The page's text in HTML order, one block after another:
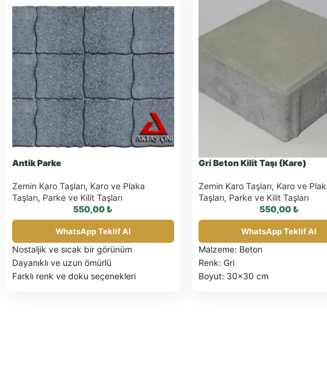
Antik Parke
Zemin Karo Taşları, Karo ve Plaka
Taşları, Parke ve Kilit Taşları
550,00₺
WhatsApp Teklif Al
Nostaljik ve sıcak bir görünüm
Dayanıklı ve uzun ömürlü
Farklı renk ve doku seçenekleri
Gri Beton Kilit Taşı (Kare)
Zemin Karo Taşları, Karo ve
Taşları, Parke ve Kilit Taşları
550,00₺
WhatsApp Teklif Al
Malzeme: Beton
Renk: Gri
Boyut: 30x30 cm